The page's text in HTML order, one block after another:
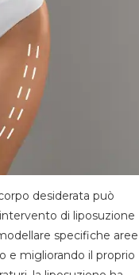
desiderata può
di liposuzione
specifiche aree
e migliorando il proprio